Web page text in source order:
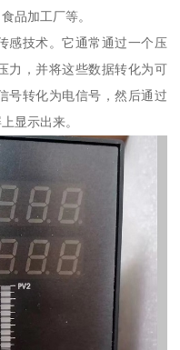
品加工厂等。
感技术。它通常通过一个压
力，并将这些数据转化为可
号转化为电信号，然后通过
显示出来。